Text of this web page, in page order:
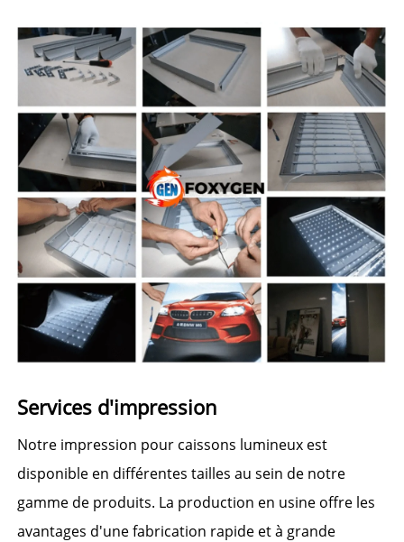
Services d'impression
Notre impression pour caissons lumineux est
disponible en différentes tailles au sein de notre
gamme de produits. La production en usine offre les
avantages d'une fabrication rapide et à grande